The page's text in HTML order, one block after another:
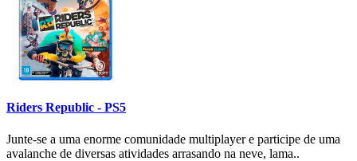
Riders Republic - PS5
Junte-se a uma enorme comunidade multiplayer e participe de uma
avalanche de diversas atividades arrasando na neve, lama..